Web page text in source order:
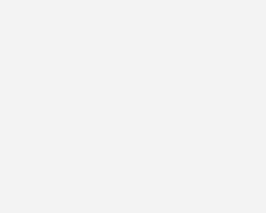
aus”
Wege
Falkens
sorgt für helle